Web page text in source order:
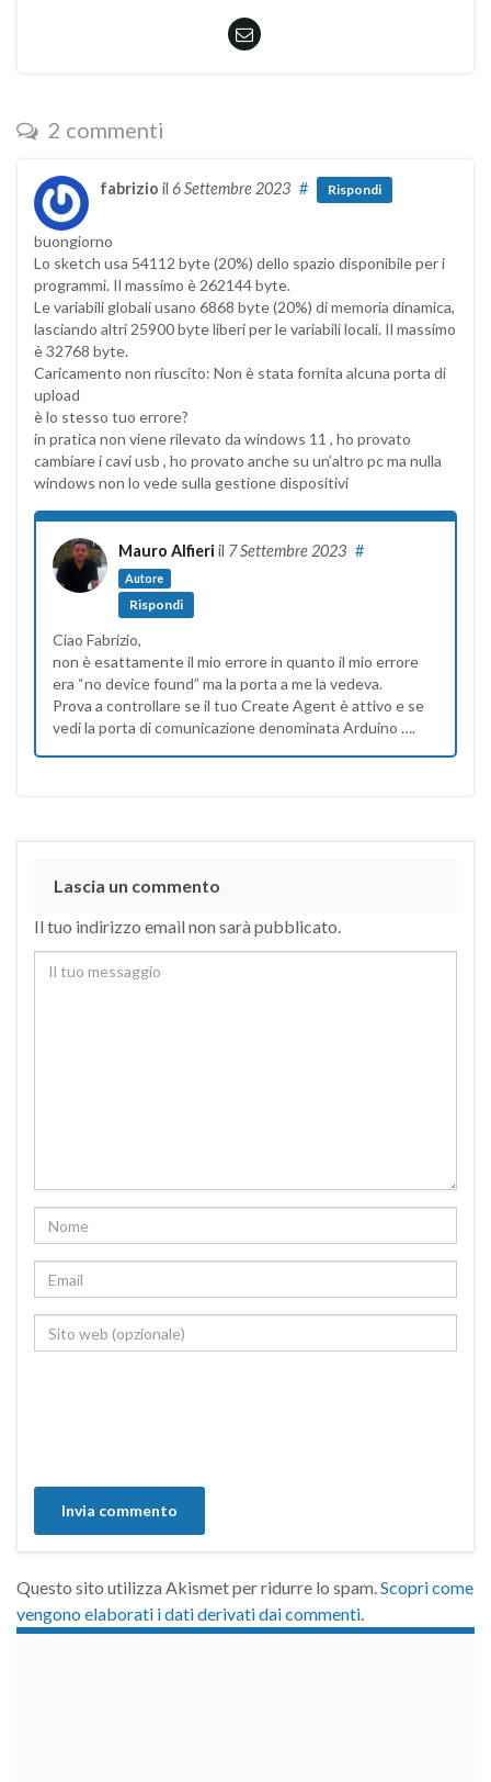
2 commenti
fabrizio il 6 Settembre 2023 # Rispondi
buongiorno
Lo sketch usa 54112 byte (20%) dello spazio disponibile per i
programmi. Il massimo è 262144 byte.
Le variabili globali usano 6868 byte (20%) di memoria dinamica,
lasciando altri 25900 byte liberi per le variabili locali. Il massimo
è 32768 byte.
Caricamento non riuscito: Non è stata fornita alcuna porta di
upload
è lo stesso tuo errore?
in pratica non viene rilevato da windows 11 , ho provato
cambiare i cavi usb , ho provato anche su un’altro pc ma nulla
windows non lo vede sulla gestione dispositivi
Mauro Alfieri il 7 Settembre 2023
Autore
#
Rispondi
Ciao Fabrizio,
non è esattamente il mio errore in quanto il mio errore
era “no device found” ma la porta a me la vedeva.
Prova a controllare se il tuo Create Agent è attivo e se
vedi la porta di comunicazione denominata Arduino ….
Lascia un commento
Il tuo indirizzo email non sarà pubblicato.
Questo sito utilizza Akismet per ridurre lo spam.Scopri come
vengono elaborati i dati derivati dai commenti.